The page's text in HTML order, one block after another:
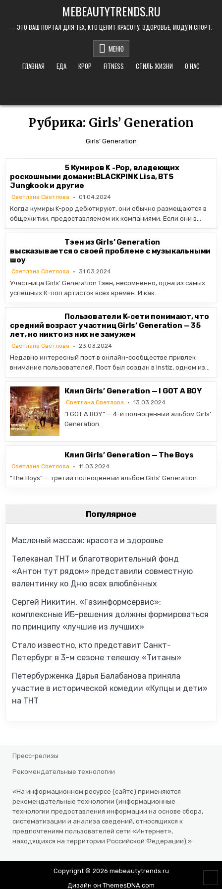
MEBEAUTYTRENDS.RU
— ЭТО ВАШ ПОРТАЛ ДЛЯ ТЕХ, КТО ЦЕНИТ КРАСОТУ, ЗДОРОВЬЕ, МОДУ И СПОРТ.
МЕНЮ
ГЛАВНАЯ
ЕДА KPOP FITNESS СТИЛЬ ЖИЗНИ О НАС
Рубрика: Girls’ Generation
Girls’ Generation
5 Кумиров K -Pop, владеющих
роскошными домами: BLACKPINK Lisa, BTS
Jungkook и другие
Светлана Светлова 01.04.2024
Когда кумиры K-pop дебютируют, они обычно размещаются в
общежитии, предоставляемом их компаниями. Если они в…
Тэен из Girls’ Generation
высказывается о своей проблеме с музыкальными
шоу
Светлана Светлова 31.03.2024
Участница Girls’ Generation Тэен, несомненно, одна из самых
успешных К-поп артисток всех времен. И как…
Пользователи K-сети понимают, что
средний возраст участниц Girls’ Generation — 35
лет, но никто из них не замужем
Светлана Светлова 23.03.2024
Недавно интересный пост в онлайн-сообществе привлек
внимание пользователей. Пост был создан в Instiz, одном из…
Клип Girls’ Generation — I GOT A BOY
Светлана Светлова 13.03.2024
”I GOT A BOY” — 4-й полноценный альбом Girls’
Generation.
Клип Girls’ Generation — The Boys
Светлана Светлова 11.03.2024
”The Boys” — третий полноценный альбом Girls’ Generation.
Популярное
Масленый массаж: красота и здоровье
Телеканал ТНТ и благотворительный фонд
«Антон тут рядом» представили совместную
валентинку ко Дню всех влюблённых
Сергей Никитин, «Газинформсервис»:
комплексные ИБ-решения должны формироваться
по принципу «лучшие из лучших»
Стало известно, кто представит Санкт-
Петербург в 3-м сезоне телешоу «Титаны»
Петербурженка Дарья Балабанова приняла
участие в исторической комедии «Купцы и дети»
на ТНТ
Пресс-релизы
Рекомендательные технологии
«На информационном ресурсе (сайте) применяются
рекомендательные технологии (информационные
технологии предоставления информации на основе сбора,
систематизации и анализа сведений, относящихся к
предпочтениям пользователей сети «Интернет»,
находящихся на территории Российской Федерации).»
Copyright © 2026 mebeautytrends.ru
Дизайн он ThemesDNA.com